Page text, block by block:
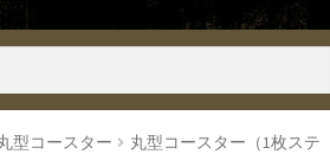
型コースター
丸型コースター（1枚ステ